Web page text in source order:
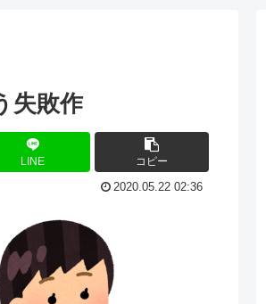
韓国人「日本の村上宗隆 vs 韓
進次郎「日米同盟の絆の強さと
兵庫県斎藤知事、宣戦布告「数十
ちいかわ60億円www
海外「日本人は何に使ってるん
【ハンターハンター】ツェリー
安倍晋三が経営するホームセン
ジュミドロって漫画知ってるやつ
ひぐらし業卒、20年前に出たド
失敗作
LINE コピー
2020.05.22 02:36